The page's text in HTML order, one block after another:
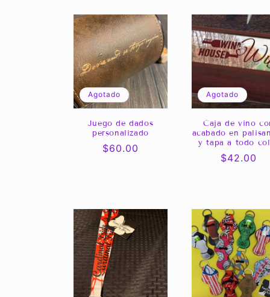
Agotado
Juego de dados
personalizado
Precio
$60.00
Agotado
Caja de vino
acabado en
y tapa a todo
Precio
$42.00